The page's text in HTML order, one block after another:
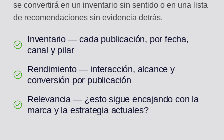
se convertirá en un inventario sin sentido o en una lista
de recomendaciones sin evidencia detrás.
Inventario — cada publicación, por fecha,
canal y pilar
Rendimiento — interacción, alcance y
conversión por publicación
Relevancia — ¿esto sigue encajando con la
marca y la estrategia actuales?